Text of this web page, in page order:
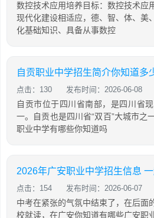
数控技术应用培养目标：数控技术应
现代化建设相适应，德、智、体、美
化基础知识、具备从事数控
自贡职业中学招生简介你知道多
点击：130 发布时间：2026-06-08
自贡市位于四川省南部，是四川省
一。自贡也是四川省“双百”大城市之
职业中学有哪些你知道吗
2026年广安职业中学招生信息
点击：154 发布时间：2026-06-07
中考在紧张的气氛中结束了，在后面
校就读，在广安你知道有哪些广安职